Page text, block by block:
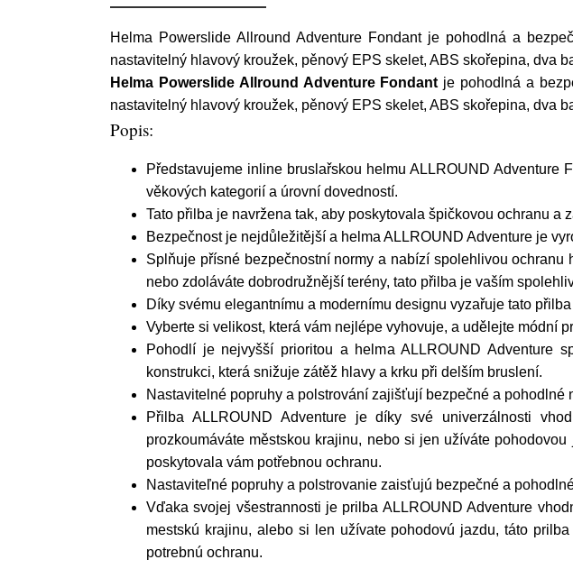
Helma Powerslide Allround Adventure Fondant je pohodlná a
nastavitelný hlavový kroužek, pěnový EPS skelet, ABS skořepina, dva
Helma Powerslide Allround Adventure Fondant je pohodlná a
nastavitelný hlavový kroužek, pěnový EPS skelet, ABS skořepina, dva
Popis:
Představujeme inline bruslařskou helmu ALLROUND
věkových kategorií a úrovní dovedností.
Tato přilba je navržena tak, aby poskytovala špičkovou ochranu
Bezpečnost je nejdůležitější a helma ALLROUND Adventure je
Splňuje přísné bezpečnostní normy a nabízí spolehlivou
nebo zdoláváte dobrodružnější terény, tato přilba je vaším
Díky svému elegantnímu a modernímu designu vyzařuje tato
Vyberte si velikost, která vám nejlépe vyhovuje, a udělejte módní
Pohodlí je nejvyšší prioritou a helma ALLROUND Adventure
konstrukci, která snižuje zátěž hlavy a krku při delším bruslení.
Nastavitelné popruhy a polstrování zajišťují bezpečné a
Přilba ALLROUND Adventure je díky své univerzálnosti
prozkoumáváte městskou krajinu, nebo si jen užíváte
poskytovala vám potřebnou ochranu.
Nastaviteľné popruhy a polstrovanie zaisťujú bezpečné a
Vďaka svojej všestrannosti je prilba ALLROUND Adventure
mestskú krajinu, alebo si len užívate pohodovú jazdu, táto
potrebnú ochranu.